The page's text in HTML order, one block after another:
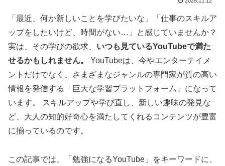
「最近、何か新しいことを学びたいな」「仕事のスキルア
ップをしたいけど、時間がない…」と感じていませんか？
実は、その学びの欲求、 いつも見ているYouTubeで満た
せるかもしれません。
YouTubeは、今やエンターテイメ
ントだけでなく、さまざまなジャンルの専門家が質の高い
情報を発信する「巨大な学習プラットフォーム」になって
います。 スキルアップや学び直し、新しい趣味の発見な
ど、大人の知的好奇心を満たしてくれるコンテンツが豊富
に揃っているのです。
この記事では、「勉強になるYouTube」をキーワードに、